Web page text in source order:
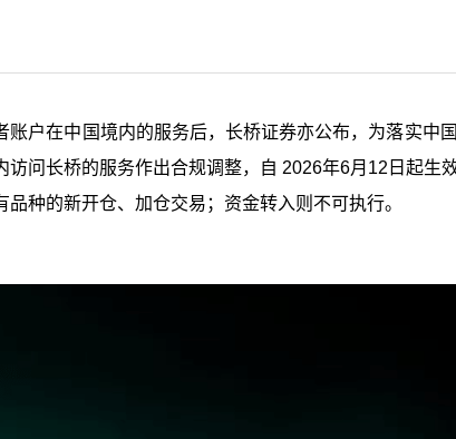
账户在中国境内的服务后，长桥证券亦公布，为落实中
访问长桥的服务作出合规调整，自 2026年6月12日起生
种的新开仓、加仓交易；资金转入则不可执行。